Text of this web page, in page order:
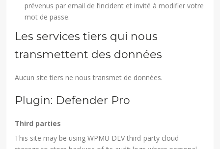
prévenus par email de l’incident et invité à modifier votre
mot de passe.
Les services tiers qui nous
transmettent des données
Aucun site tiers ne nous transmet de données.
Plugin: Defender Pro
Third parties
This site may be using WPMU DEV third-party cloud